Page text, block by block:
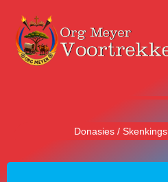
Donasies / Skenkings